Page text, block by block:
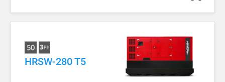
HRSW-280 T5